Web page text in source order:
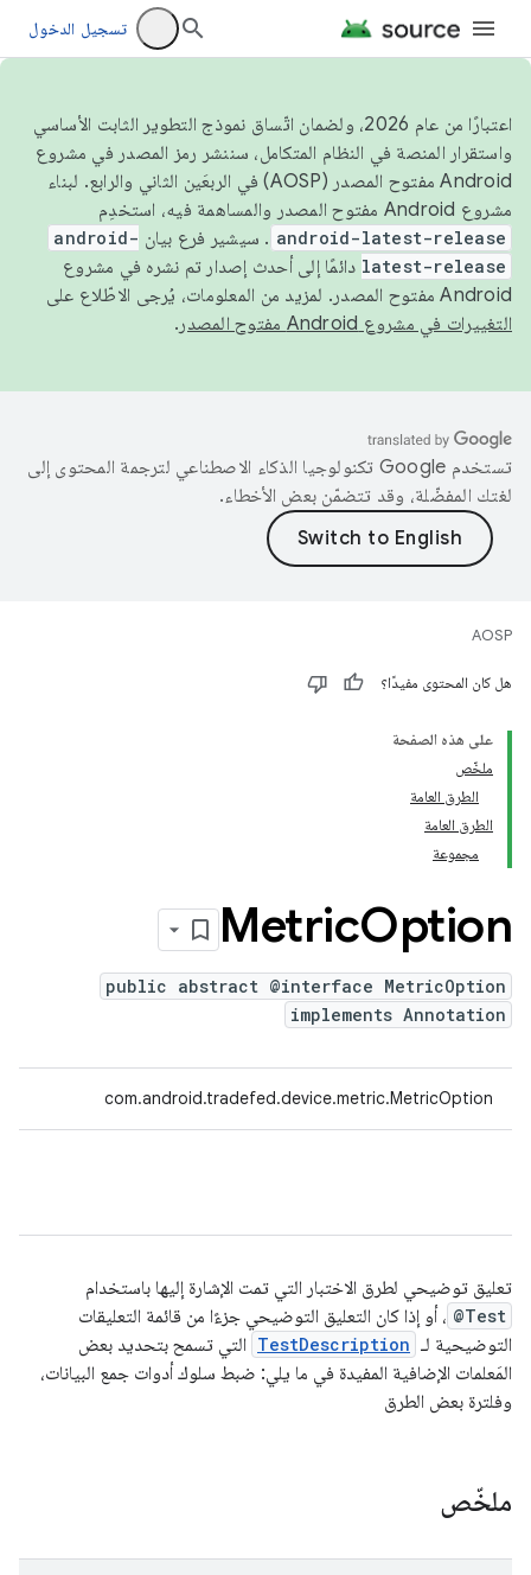
تسجيل الدخول
اعتبارًا من عام 2026، ولضمان اتّساق نموذج التطوير الثابت الأساسي
واستقرار المنصة في النظام المتكامل، سننشر رمز المصدر في مشروع
Android مفتوح المصدر (AOSP) في الربعَين الثاني والرابع. لبناء
مشروع Android مفتوح المصدر والمساهمة فيه، استخدِم
android-latest-release . سيشير فرع بيان android-
latest-release دائمًا إلى أحدث إصدار تم نشره في مشروع
Android مفتوح المصدر. لمزيد من المعلومات، يُرجى الاطّلاع على
التغييرات في مشروع Android مفتوح المصدر
.
تستخدم Google تكنولوجيا الذكاء الاصطناعي لترجمة المحتوى إلى
لغتك المفضّلة، وقد تتضمّن بعض الأخطاء.
AOSP
هل كان المحتوى مفيدًا؟
على هذه الصفحة
ملخّص
الطرق العامة
الطرق العامة
مجموعة
MetricOption
public abstract @interface MetricOption
implements Annotation
com.android.tradefed.device.metric.MetricOption
تعليق توضيحي لطرق الاختبار التي تمت الإشارة إليها باستخدام
@Test ، أو إذا كان التعليق التوضيحي جزءًا من قائمة التعليقات
التوضيحية لـ TestDescription التي تسمح بتحديد بعض
المَعلمات الإضافية المفيدة في ما يلي: ضبط سلوك أدوات جمع البيانات،
وفلترة بعض الطرق
ملخّص